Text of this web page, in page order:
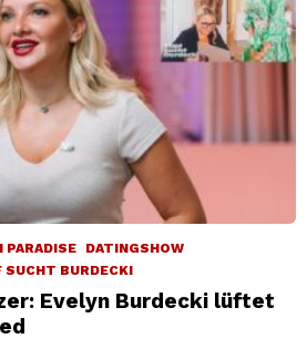
PARADISE
DATINGSHOW
SUCHT BURDECKI
Evelyn Burdecki lüftet